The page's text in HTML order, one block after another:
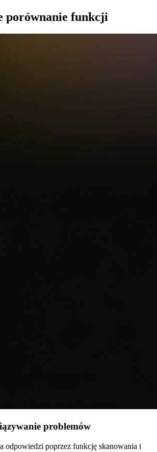
porównanie funkcji
problemów
odpowiedzi poprzez funkcję skanowania i